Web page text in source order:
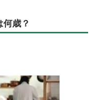
歳？